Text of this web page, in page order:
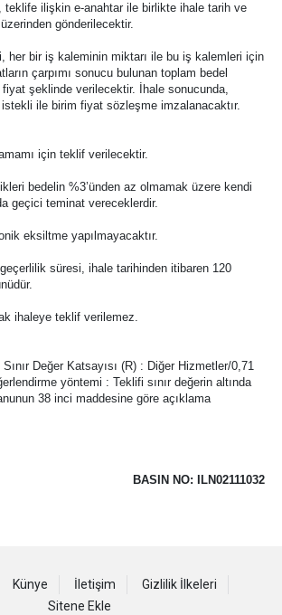
teklife ilişkin e-anahtar ile birlikte ihale tarih ve
gönderilecektir.
her bir iş kaleminin miktarı ile bu iş kalemleri için
çarpımı sonucu bulunan toplam bedel
şeklinde verilecektir. İhale sonucunda,
ile birim fiyat sözleşme imzalanacaktır.
için teklif verilecektir.
bedelin %3’ünden az olmamak üzere kendi
geçici teminat vereceklerdir.
eksiltme yapılmayacaktır.
süresi, ihale tarihinden itibaren 120
ihaleye teklif verilemez.
Değer Katsayısı (R) : Diğer Hizmetler/0,71
yöntemi : Teklifi sınır değerin altında
38 inci maddesine göre açıklama
BASIN NO: ILN02111032
Künye İletişim
Gizlilik İlkeleri
Sitene Ekle